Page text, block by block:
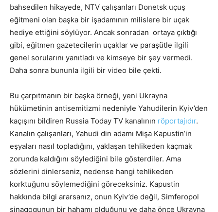
bahsedilen hikayede, NTV çalışanları Donetsk uçuş
eğitmeni olan başka bir işadamının milislere bir uçak
hediye ettiğini söylüyor. Ancak sonradan ortaya çıktığı
gibi, eğitmen gazetecilerin uçaklar ve paraşütle ilgili
genel sorularını yanıtladı ve kimseye bir şey vermedi.
Daha sonra bununla ilgili bir video bile çekti.
Bu çarpıtmanın bir başka örneği, yeni Ukrayna
hükümetinin antisemitizmi nedeniyle Yahudilerin Kyiv’den
kaçışını bildiren Russia Today TV kanalının röportajıdır.
Kanalın çalışanları, Yahudi din adamı Mişa Kapustin’in
eşyaları nasıl topladığını, yaklaşan tehlikeden kaçmak
zorunda kaldığını söylediğini bile gösterdiler. Ama
sözlerini dinlerseniz, nedense hangi tehlikeden
korktuğunu söylemediğini göreceksiniz. Kapustin
hakkında bilgi ararsanız, onun Kyiv’de değil, Simferopol
sinagogunun bir hahamı olduğunu ve daha önce Ukrayna